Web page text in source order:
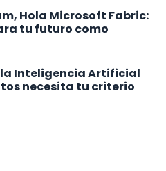
Hola Microsoft Fabric:
tu futuro como
Inteligencia Artificial
necesita tu criterio